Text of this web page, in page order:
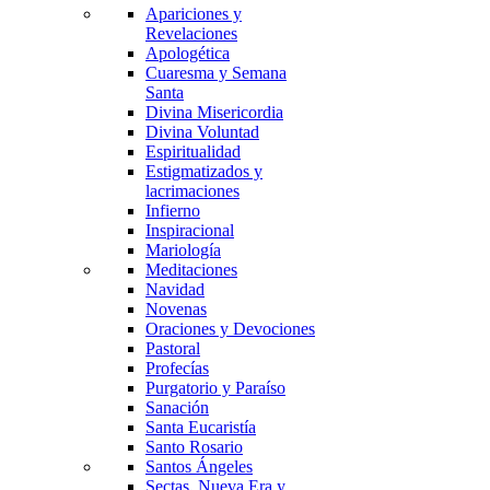
Apariciones y
Revelaciones
Apologética
Cuaresma y Semana
Santa
Divina Misericordia
Divina Voluntad
Espiritualidad
Estigmatizados y
lacrimaciones
Infierno
Inspiracional
Mariología
Meditaciones
Navidad
Novenas
Oraciones y Devociones
Pastoral
Profecías
Purgatorio y Paraíso
Sanación
Santa Eucaristía
Santo Rosario
Santos Ángeles
Sectas, Nueva Era y